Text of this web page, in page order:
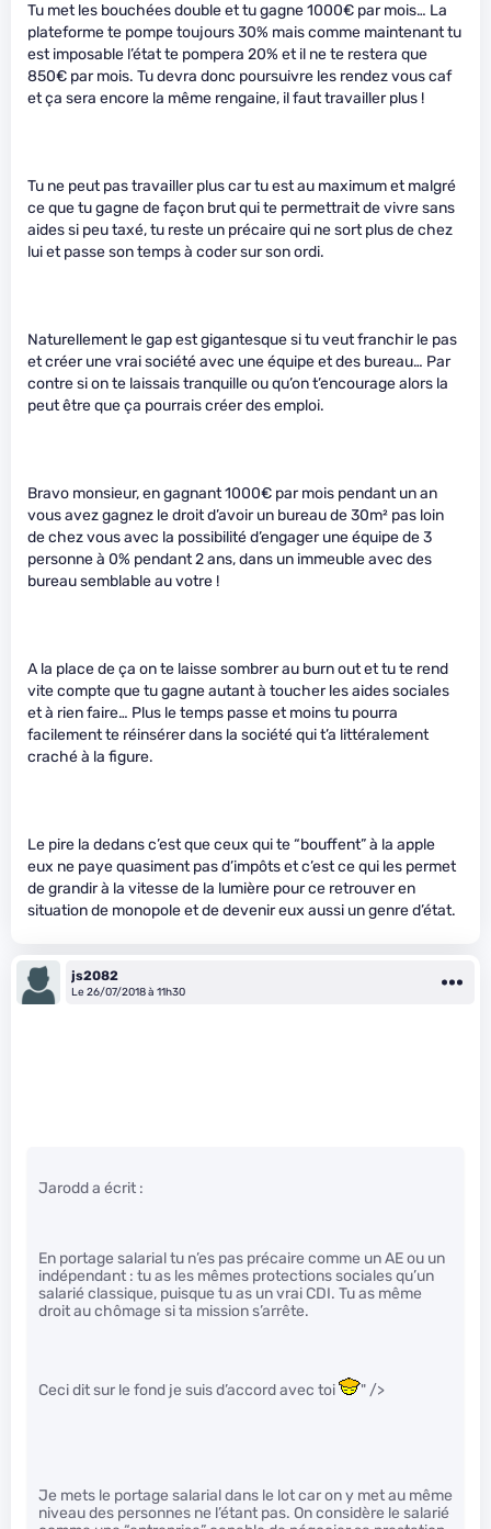
Tu met les bouchées double et tu gagne 1000€ par mois… La
plateforme te pompe toujours 30% mais comme maintenant tu
est imposable l’état te pompera 20% et il ne te restera que
850€ par mois. Tu devra donc poursuivre les rendez vous caf
et ça sera encore la même rengaine, il faut travailler plus !
Tu ne peut pas travailler plus car tu est au maximum et malgré
ce que tu gagne de façon brut qui te permettrait de vivre sans
aides si peu taxé, tu reste un précaire qui ne sort plus de chez
lui et passe son temps à coder sur son ordi.
Naturellement le gap est gigantesque si tu veut franchir le pas
et créer une vrai société avec une équipe et des bureau… Par
contre si on te laissais tranquille ou qu’on t’encourage alors la
peut être que ça pourrais créer des emploi.
Bravo monsieur, en gagnant 1000€ par mois pendant un an
vous avez gagnez le droit d’avoir un bureau de 30m² pas loin
de chez vous avec la possibilité d’engager une équipe de 3
personne à 0% pendant 2 ans, dans un immeuble avec des
bureau semblable au votre !
A la place de ça on te laisse sombrer au burn out et tu te rend
vite compte que tu gagne autant à toucher les aides sociales
et à rien faire… Plus le temps passe et moins tu pourra
facilement te réinsérer dans la société qui t’a littéralement
craché à la figure.
Le pire la dedans c’est que ceux qui te “bouffent” à la apple
eux ne paye quasiment pas d’impôts et c’est ce qui les permet
de grandir à la vitesse de la lumière pour ce retrouver en
situation de monopole et de devenir eux aussi un genre d’état.
js2082
Le 26/07/2018 à 11h30
Jarodd a écrit :
En portage salarial tu n’es pas précaire comme un AE ou un
indépendant : tu as les mêmes protections sociales qu’un
salarié classique, puisque tu as un vrai CDI. Tu as même
droit au chômage si ta mission s’arrête.
Ceci dit sur le fond je suis d’accord avec toi " />
Je mets le portage salarial dans le lot car on y met au même
niveau des personnes ne l’étant pas. On considère le salarié